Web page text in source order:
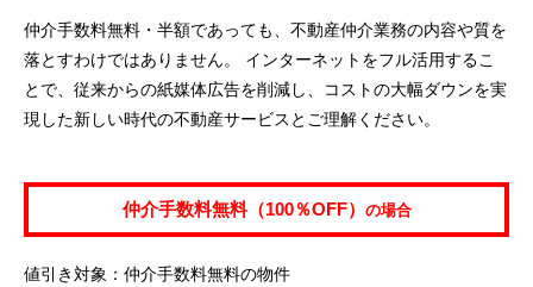
仲介手数料無料・半額であっても、不動産仲介業務の内容や質を
落とすわけではありません。 インターネットをフル活用するこ
とで、従来からの紙媒体広告を削減し、コストの大幅ダウンを実
現した新しい時代の不動産サービスとご理解ください。
仲介手数料無料（100％OFF） の場合
値引き対象：仲介手数料無料の物件